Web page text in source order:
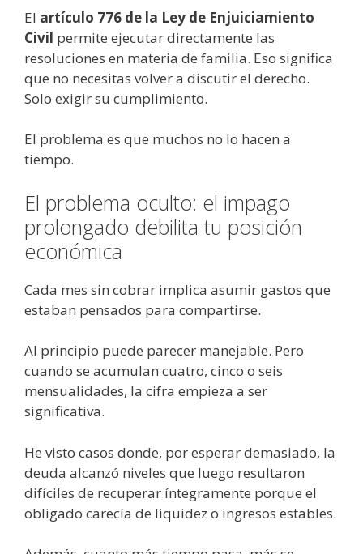
El artículo 776 de la Ley de Enjuiciamiento
Civil permite ejecutar directamente las
resoluciones en materia de familia. Eso significa
que no necesitas volver a discutir el derecho.
Solo exigir su cumplimiento.
El problema es que muchos no lo hacen a
tiempo.
El problema oculto: el impago
prolongado debilita tu posición
económica
Cada mes sin cobrar implica asumir gastos que
estaban pensados para compartirse.
Al principio puede parecer manejable. Pero
cuando se acumulan cuatro, cinco o seis
mensualidades, la cifra empieza a ser
significativa.
He visto casos donde, por esperar demasiado, la
deuda alcanzó niveles que luego resultaron
difíciles de recuperar íntegramente porque el
obligado carecía de liquidez o ingresos estables.